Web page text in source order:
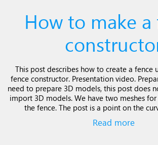
How to make a
This post describes how to create a fence
fence constructor. Presentation video.
need to prepare 3D models, this post does
import 3D models. We have two meshes
the fence. The post is a point on the
Read more